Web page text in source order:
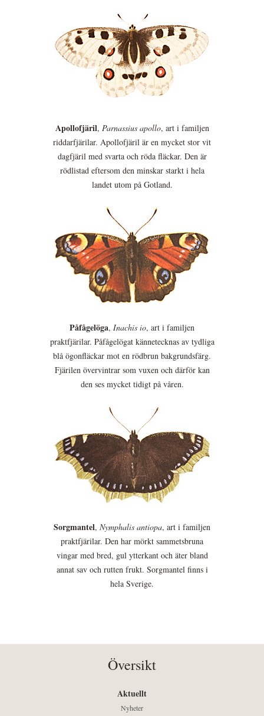
Apollofjäril, Parnassius apollo, art i familjen
riddarfjärilar. Apollofjäril är en mycket stor vit
dagfjäril med svarta och röda fläckar. Den är
rödlistad eftersom den minskar starkt i hela
landet utom på Gotland.
Påfågelöga, Inachis io, art i familjen
praktfjärilar. Påfågelögat kännetecknas av tydliga
blå ögonfläckar mot en rödbrun bakgrundsfärg.
Fjärilen övervintrar som vuxen och därför kan
den ses mycket tidigt på våren.
Sorgmantel, Nymphalis antiopa, art i familjen
praktfjärilar. Den har mörkt sammetsbruna
vingar med bred, gul ytterkant och äter bland
annat sav och rutten frukt. Sorgmantel finns i
hela Sverige.
Översikt
Aktuellt
Nyheter